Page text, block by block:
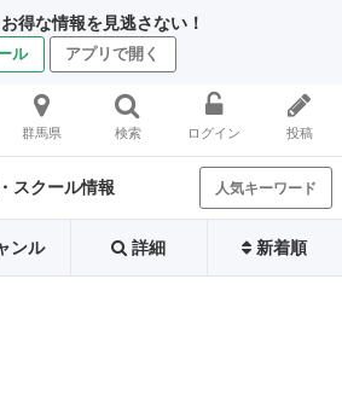
得な情報を見逃さない！
ル アプリで開く
群馬県 検索 ログイン 投稿
スクール情報 人気キーワード
ンル 詳細 新着順